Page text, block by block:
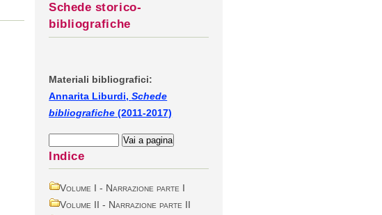
Schede storico-
bibliografiche
Materiali bibliografici:
Annarita Liburdi,Schede
bibliografiche (2011-2017)
Indice
Volume I - Narrazione parte I
Volume II - Narrazione parte II